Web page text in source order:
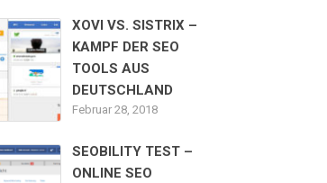
XOVI VS. SISTRIX –
KAMPF DER SEO
TOOLS AUS
DEUTSCHLAND
Februar 28, 2018
SEOBILITY TEST –
ONLINE SEO